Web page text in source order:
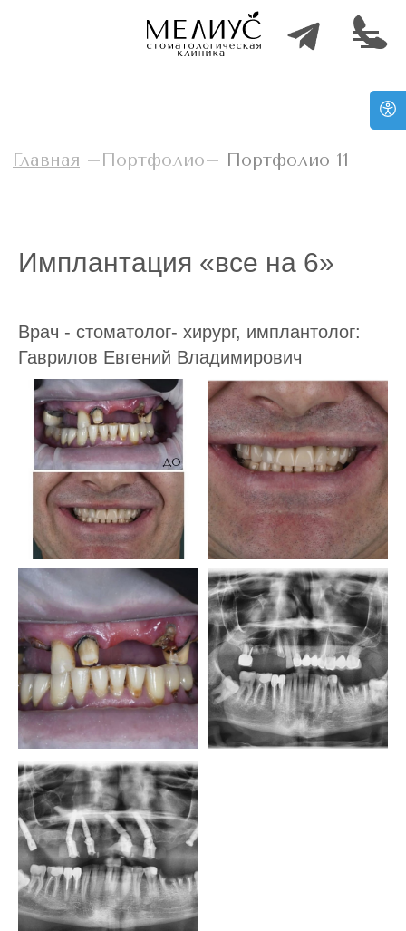
Имплантация «все на 6»
Врач - стоматолог- хирург, имплантолог:
Гаврилов Евгений Владимирович